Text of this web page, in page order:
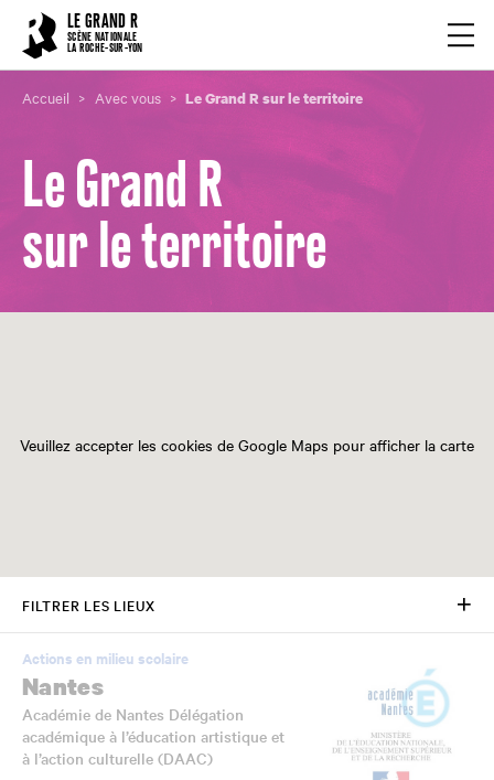
LE GRAND R
SCÈNE NATIONALE
LA ROCHE-SUR-YON
Accueil Avec vous Le Grand R sur le territoire
Le Grand R
sur le territoire
FILTRER LES LIEUX
Actions en milieu scolaire
Nantes
Académie de Nantes Délégation
académique à l’éducation artistique et
à l’action culturelle (DAAC)
Cookies management panel